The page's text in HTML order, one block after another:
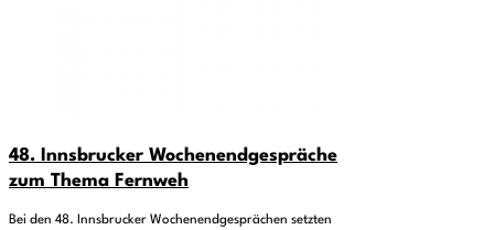
48. Innsbrucker Wochenendgespräche
zum Thema Fernweh
Bei den 48. Innsbrucker Wochenendgesprächen setzten